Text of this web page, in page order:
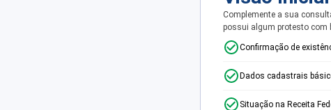
Complemente a sua
possui algum protesto com
Confirmação de
Dados cadastrais
Situação na Receita